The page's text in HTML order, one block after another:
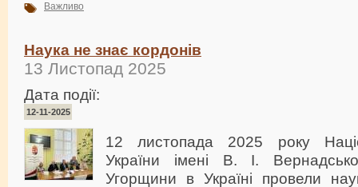
Важливо
Наука не знає кордонів
13 Листопад 2025
Дата події:
12-11-2025
12 листопада 2025 року
України імені В. І.
Угорщини в Україні провели